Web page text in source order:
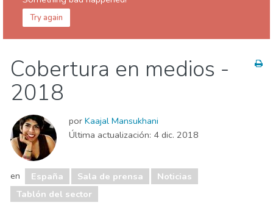
Try again
Sala de prensa
Tablón corporativo
Tablón de Propietarios
Cobertura en medios -
2018
por Kaajal Mansukhani
Última actualización: 4 dic. 2018
en España Sala de prensa
Noticias
Tablón del sector